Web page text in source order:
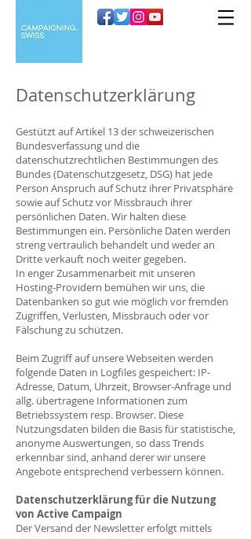
Datenschutzerklärung
Gestützt auf Artikel 13 der schweizerischen
Bundesverfassung und die
datenschutzrechtlichen Bestimmungen des
Bundes (Datenschutzgesetz, DSG) hat jede
Person Anspruch auf Schutz ihrer Privatsphäre
sowie auf Schutz vor Missbrauch ihrer
persönlichen Daten. Wir halten diese
Bestimmungen ein. Persönliche Daten werden
streng vertraulich behandelt und weder an
Dritte verkauft noch weiter gegeben.
In enger Zusammenarbeit mit unseren
Hosting-Providern bemühen wir uns, die
Datenbanken so gut wie möglich vor fremden
Zugriffen, Verlusten, Missbrauch oder vor
Fälschung zu schützen.
Beim Zugriff auf unsere Webseiten werden
folgende Daten in Logfiles gespeichert: IP-
Adresse, Datum, Uhrzeit, Browser-Anfrage und
allg. übertragene Informationen zum
Betriebssystem resp. Browser. Diese
Nutzungsdaten bilden die Basis für statistische,
anonyme Auswertungen, so dass Trends
erkennbar sind, anhand derer wir unsere
Angebote entsprechend verbessern können.
Datenschutzerklärung für die Nutzung
von Active Campaign
Der Versand der Newsletter erfolgt mittels